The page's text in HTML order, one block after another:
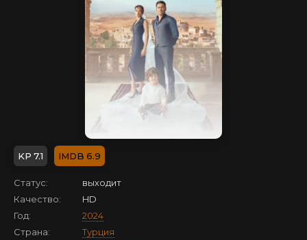
7.1 6.9
Статус:
выходит
Качество:
HD
Год:
2024
Страна:
Турция